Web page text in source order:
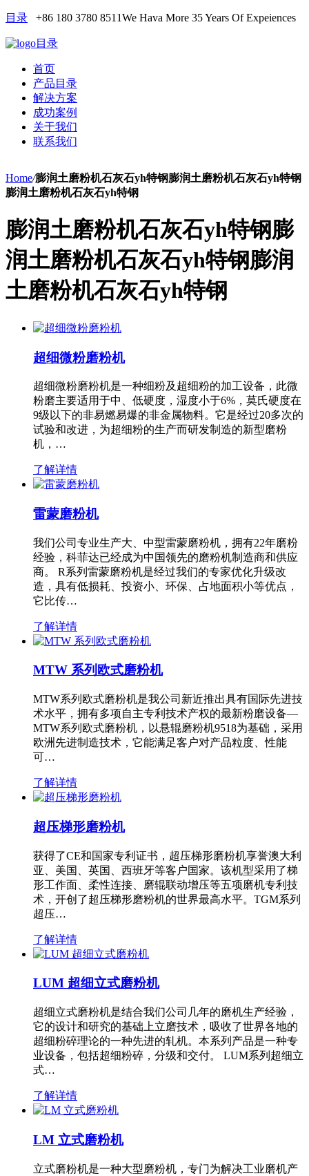
目录 +86 180 3780 8511We Hava More 35 Years Of Expeiences
目录
首页
产品目录
解决方案
成功案例
关于我们
联系我们
Home/膨润土磨粉机石灰石yh特钢膨润土磨粉机石灰石yh特钢
膨润土磨粉机石灰石yh特钢
膨润土磨粉机石灰石yh特钢膨
润土磨粉机石灰石yh特钢膨润
土磨粉机石灰石yh特钢
超细微粉磨粉机
超细微粉磨粉机是一种细粉及超细粉的加工设备，此微
粉磨主要适用于中、低硬度，湿度小于6%，莫氏硬度在
9级以下的非易燃易爆的非金属物料。它是经过20多次的
试验和改进，为超细粉的生产而研发制造的新型磨粉
机，…
了解详情
雷蒙磨粉机
我们公司专业生产大、中型雷蒙磨粉机，拥有22年磨粉
经验，科菲达已经成为中国领先的磨粉机制造商和供应
商。 R系列雷蒙磨粉机是经过我们的专家优化升级改
造，具有低损耗、投资小、环保、占地面积小等优点，
它比传…
了解详情
MTW 系列欧式磨粉机
MTW系列欧式磨粉机是我公司新近推出具有国际先进技
术水平，拥有多项自主专利技术产权的最新粉磨设备—
MTW系列欧式磨粉机，以悬辊磨粉机9518为基础，采用
欧洲先进制造技术，它能满足客户对产品粒度、性能
可…
了解详情
超压梯形磨粉机
获得了CE和国家专利证书，超压梯形磨粉机享誉澳大利
亚、美国、英国、西班牙等客户国家。该机型采用了梯
形工作面、柔性连接、磨辊联动增压等五项磨机专利技
术，开创了超压梯形磨粉机的世界最高水平。TGM系列
超压…
了解详情
LUM 超细立式磨粉机
超细立式磨粉机是结合我们公司几年的磨机生产经验，
它的设计和研究的基础上立磨技术，吸收了世界各地的
超细粉碎理论的一种先进的轧机。本系列产品是一种专
业设备，包括超细粉碎，分级和交付。 LUM系列超细立
式…
了解详情
LM 立式磨粉机
立式磨粉机是一种大型磨粉机，专门为解决工业磨机产